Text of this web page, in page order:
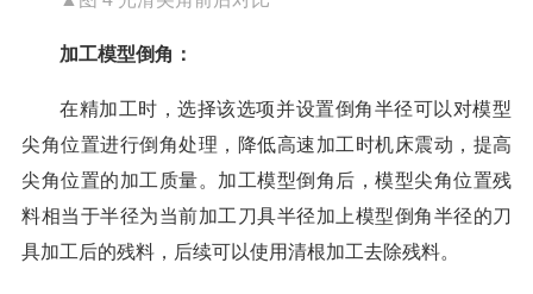
加工模型倒角：
在精加工时，选择该选项并设置倒角半径可以对模型
尖角位置进行倒角处理，降低高速加工时机床震动，提高
尖角位置的加工质量。加工模型倒角后，模型尖角位置残
料相当于半径为当前加工刀具半径加上模型倒角半径的刀
具加工后的残料，后续可以使用清根加工去除残料。